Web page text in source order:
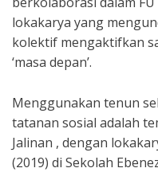
lokakarya yang
kolektif mengaktifkan
‘masa depan’.
Menggunakan tenun
tatanan sosial adalah
Jalinan , dengan
(2019) di Sekolah